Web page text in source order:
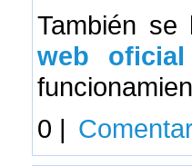
También
web oficial
0 |